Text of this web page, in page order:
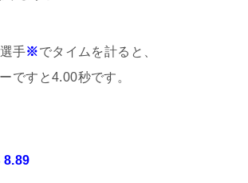
手※でタイムを計ると、
ですと4.00秒です。
8.89